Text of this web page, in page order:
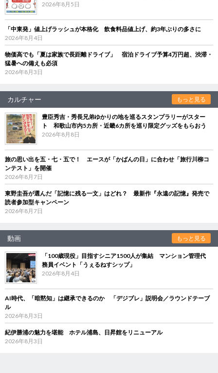
2026年8月5日
「中東発」値上げラッシュが本格化 飲食料品値上げ、約3年ぶりの多さに
2026年8月4日
物価高でも「夏は家族で長距離ドライブ」 宿泊ドライブ予算4万円超、渋滞・
猛暑への備えも必須
2026年8月3日
カルチャー もっと見る
豊臣秀吉・秀長兄弟ゆかりの地を巡るスタンプラリーがスター
ト 和歌山市内5カ所・近畿6カ所を巡り限定グッズをもらおう
2026年8月8日
旅の思い出を五・七・五で！ エースが「かばんの日」に合わせ「旅行川柳コ
ンテスト」を開催
2026年8月7日
東野圭吾が選んだ「記憶に残る一文」はどれ？ 最新作『永遠の記憶』発売で
読者参加型キャンペーン
2026年8月7日
動画 もっと見る
「100歳現役」目指すシニア1500人が集結 マンション管理代
務員イベント「うぇるねすシップ」
2026年8月4日
AI時代、「暗黙知」は継承できるのか 「デジブレ」説明会／ラウンドテーブ
ル
2026年8月3日
紀伊勝浦の魅力を堪能 ホテル浦島、日昇館をリニューアル
2026年8月3日